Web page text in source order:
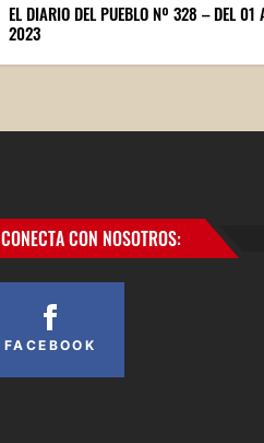
EL DIARIO DEL PUEBLO Nº 328 – DEL 01
2023
CONECTA CON NOSOTROS:
FACEBOOK